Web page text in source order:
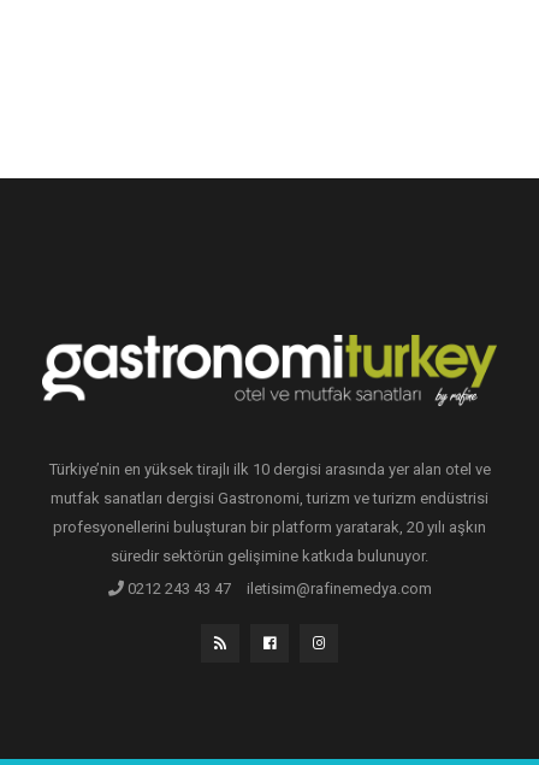
Türkiye’nin en yüksek tirajlı ilk 10 dergisi arasında yer alan otel ve
mutfak sanatları dergisi Gastronomi, turizm ve turizm endüstrisi
profesyonellerini buluşturan bir platform yaratarak, 20 yılı aşkın
süredir sektörün gelişimine katkıda bulunuyor.
0212 243 43 47
iletisim@rafinemedya.com